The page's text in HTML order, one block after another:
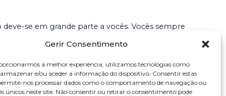
Gerir Consentimento
a melhor experiência, utilizamos tecnologias como
e/ou aceder a informação do dispositivo. Consentir estas
nos processar dados como o comportamento de navegação ou
únicos neste site. Não consentir ou retirar o consentimento pode
se em grande parte a vocês. Vocês sempre
prioridade, e cada momento passado convosco
e calor. Essas lembranças ficarão para sempre gravadas
meu coração.
e amor.